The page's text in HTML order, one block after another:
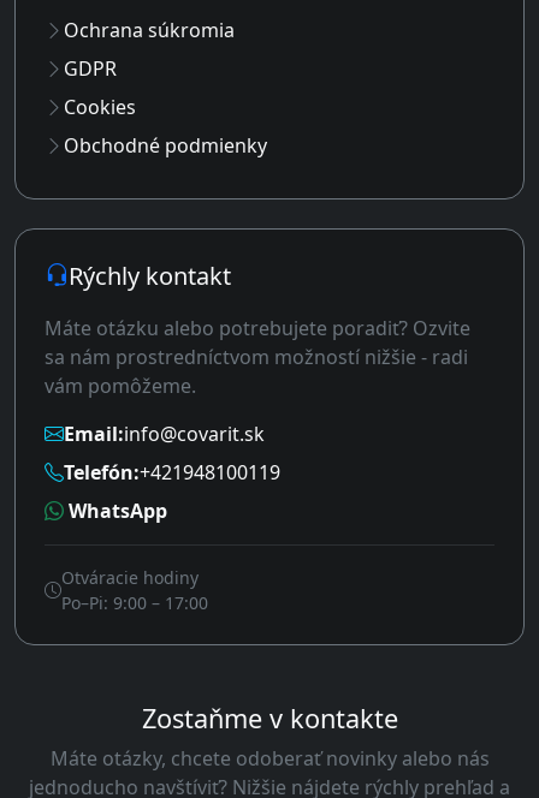
Ochrana súkromia
GDPR
Cookies
Obchodné podmienky
Rýchly kontakt
Máte otázku alebo potrebujete poradiť? Ozvite
sa nám prostredníctvom možností nižšie - radi
vám pomôžeme.
Email:info@covarit.sk
Telefón:+421948100119
WhatsApp
Otváracie hodiny
Po–Pi: 9:00 – 17:00
Zostaňme v kontakte
Máte otázky, chcete odoberať novinky alebo nás
jednoducho navštíviť? Nižšie nájdete rýchly prehľad a